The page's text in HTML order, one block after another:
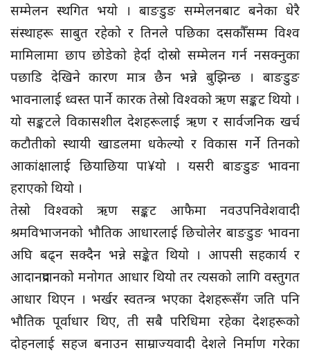
सम्मेलन स्थगित भयो । बाङडुङ सम्मेलनबाट बनेका धेरै
संस्थाहरू साबुत रहेको र तिनले पछिका दसकौँसम्म विश्व
मामिलामा छाप छोडेको हेर्दा दोस्रो सम्मेलन गर्न नसक्नुका
पछाडि देखिने कारण मात्र छैन भन्ने बुझिन्छ । बाङडुङ
भावनालाई ध्वस्त पार्ने कारक तेस्रो विश्वको ऋण सङ्कट थियो ।
यो सङ्कटले विकासशील देशहरूलाई ऋण र सार्वजनिक खर्च
कटौतीको स्थायी खाडलमा धकेल्यो र विकास गर्ने तिनको
आकांक्षालाई छियाछिया पा¥यो । यसरी बाङडुङ भावना
हराएको थियो ।
तेस्रो विश्वको ऋण सङ्कट आफैमा नवउपनिवेशवादी
श्रमविभाजनको भौतिक आधारलाई छिचोलेर बाङडुङ भावना
अघि बढ्न सक्दैन भन्ने सङ्केत थियो । आपसी सहकार्य र
आदानप्रदानको मनोगत आधार थियो तर त्यसको लागि वस्तुगत
आधार थिएन । भर्खर स्वतन्त्र भएका देशहरूसँग जति पनि
भौतिक पूर्वाधार थिए, ती सबै परिधिमा रहेका देशहरूको
दोहनलाई सहज बनाउन साम्राज्यवादी देशले निर्माण गरेका